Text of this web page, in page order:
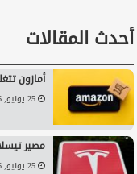
أحدث المقالات
أمازون
25 يونيو, 2026 9:48 م
مصير
25 يونيو, 2026 8:11 م